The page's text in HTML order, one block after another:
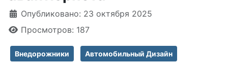
Информация о материале
Опубликовано: 23 октября 2025
Просмотров: 187
Внедорожники Автомобильный Дизайн